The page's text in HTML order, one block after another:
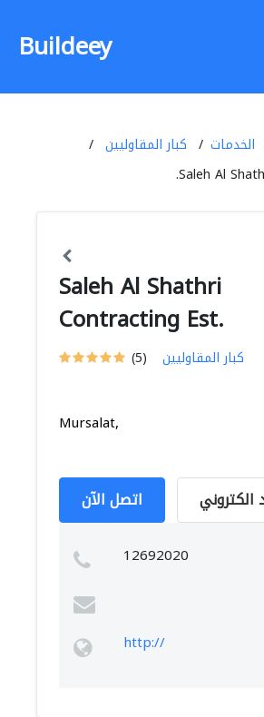
Buildeey
الخدمات
كبار المقاوليين
Saleh Al
Saleh Al Shathri
Contracting Est.
(5) كبار المقاوليين
Mursalat,
اتصل الآن الكتروني
12692020
http://